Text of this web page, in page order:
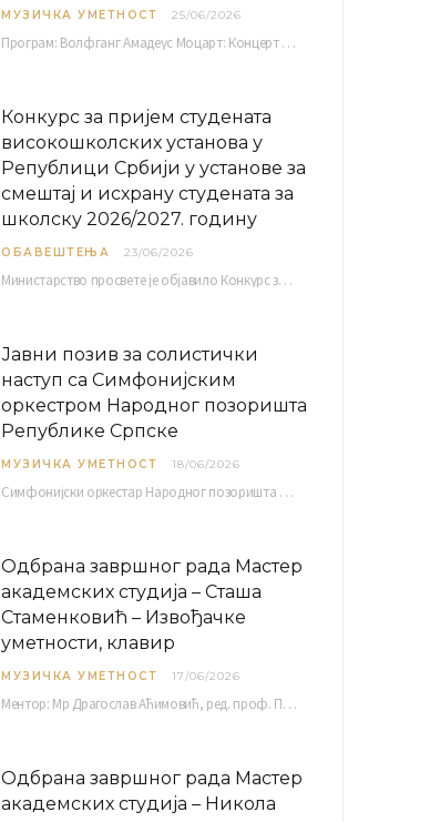
МУЗИЧКА УМЕТНОСТ 25/06/2026
Програм: Волфганг Амадеус Моцарт: Концерт за кларинет и оркестар, А-дур Ментор Милош Мијатовић, редовни…
Конкурс за пријем студената
високошколских установа у
Републици Србији у установе за
смештај и исхрану студената за
школску 2026/2027. годину
ОБАВЕШТЕЊА 23/06/2026
Министарство просвете је објавило Конкурс за пријем студената високошколских установа у Републици Србији у установе…
Јавни позив за солистички
наступ са Симфонијским
оркестром Народног позоришта
Републике Српске
МУЗИЧКА УМЕТНОСТ 18/06/2026
Симфонијски оркестар Народног позоришта Републике Српске расписује јавни позив за учешће у пројекту „CRESCENDO: Нова…
Одбрана завршног рада Мастер
академских студија – Сташа
Стаменковић – Извођачке
уметности, клавир
МУЗИЧКА УМЕТНОСТ 17/06/2026
Ментор: Мр Драгослав Аћимовић, ред. проф. Програм: Л. Ван Бетовен: Соната оп. 31 бр. 2 у…
Одбрана завршног рада Мастер
академских студија – Никола